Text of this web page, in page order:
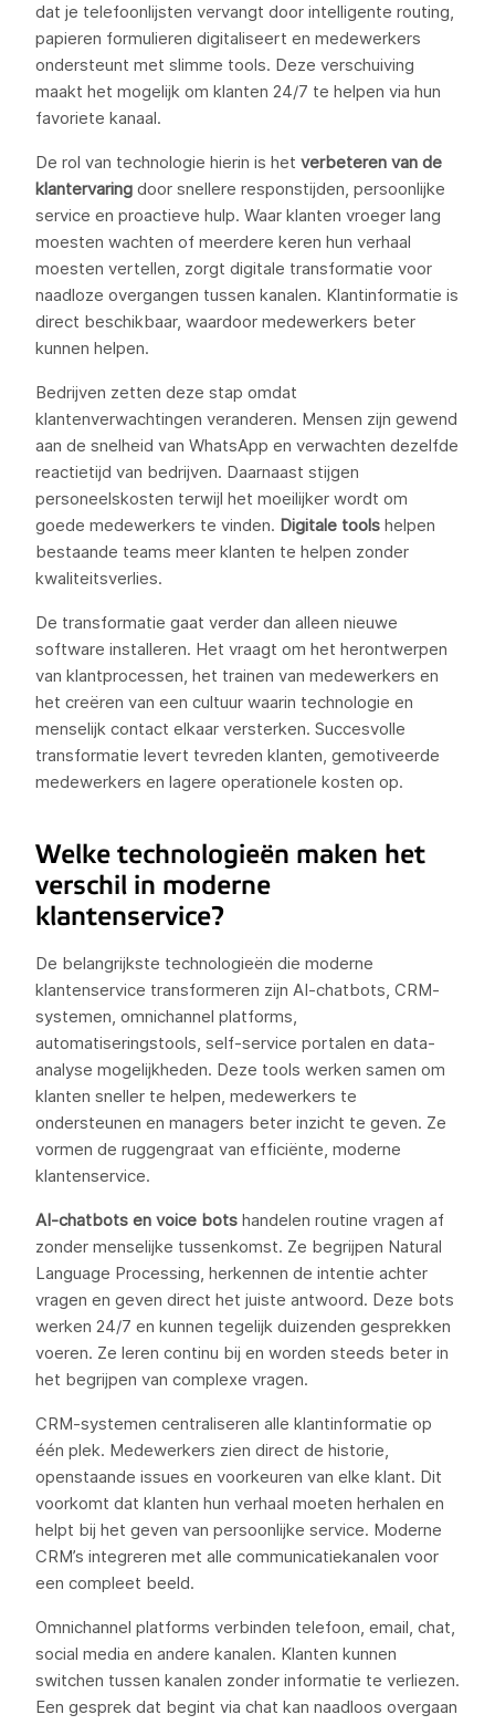
dat je telefoonlijsten vervangt door intelligente routing,
papieren formulieren digitaliseert en medewerkers
ondersteunt met slimme tools. Deze verschuiving
maakt het mogelijk om klanten 24/7 te helpen via hun
favoriete kanaal.
De rol van technologie hierin is het verbeteren van de
klantervaring door snellere responstijden, persoonlijke
service en proactieve hulp. Waar klanten vroeger lang
moesten wachten of meerdere keren hun verhaal
moesten vertellen, zorgt digitale transformatie voor
naadloze overgangen tussen kanalen. Klantinformatie is
direct beschikbaar, waardoor medewerkers beter
kunnen helpen.
Bedrijven zetten deze stap omdat
klantenverwachtingen veranderen. Mensen zijn gewend
aan de snelheid van WhatsApp en verwachten dezelfde
reactietijd van bedrijven. Daarnaast stijgen
personeelskosten terwijl het moeilijker wordt om
goede medewerkers te vinden. Digitale tools helpen
bestaande teams meer klanten te helpen zonder
kwaliteitsverlies.
De transformatie gaat verder dan alleen nieuwe
software installeren. Het vraagt om het herontwerpen
van klantprocessen, het trainen van medewerkers en
het creëren van een cultuur waarin technologie en
menselijk contact elkaar versterken. Succesvolle
transformatie levert tevreden klanten, gemotiveerde
medewerkers en lagere operationele kosten op.
Welke technologieën maken het
verschil in moderne
klantenservice?
De belangrijkste technologieën die moderne
klantenservice transformeren zijn AI-chatbots, CRM-
systemen, omnichannel platforms,
automatiseringstools, self-service portalen en data-
analyse mogelijkheden. Deze tools werken samen om
klanten sneller te helpen, medewerkers te
ondersteunen en managers beter inzicht te geven. Ze
vormen de ruggengraat van efficiënte, moderne
klantenservice.
AI-chatbots en voice bots handelen routine vragen af
zonder menselijke tussenkomst. Ze begrijpen Natural
Language Processing, herkennen de intentie achter
vragen en geven direct het juiste antwoord. Deze bots
werken 24/7 en kunnen tegelijk duizenden gesprekken
voeren. Ze leren continu bij en worden steeds beter in
het begrijpen van complexe vragen.
CRM-systemen centraliseren alle klantinformatie op
één plek. Medewerkers zien direct de historie,
openstaande issues en voorkeuren van elke klant. Dit
voorkomt dat klanten hun verhaal moeten herhalen en
helpt bij het geven van persoonlijke service. Moderne
CRM’s integreren met alle communicatiekanalen voor
een compleet beeld.
Omnichannel platforms verbinden telefoon, email, chat,
social media en andere kanalen. Klanten kunnen
switchen tussen kanalen zonder informatie te verliezen.
Een gesprek dat begint via chat kan naadloos overgaan